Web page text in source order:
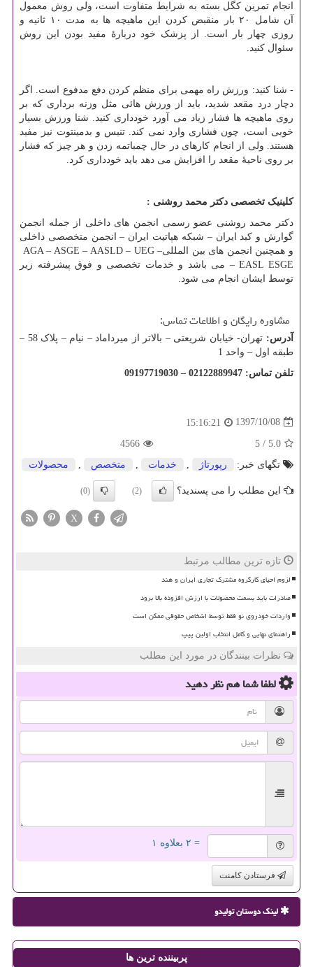
انجام تمرین کگل بسته به شرایط متفاوت است، ولی روش معمول
آن شامل ۲۰ بار منقبض کردن این ماهیچه ها به مدت ۱۰ ثانیه و
روزی چهار بار است. از پزشک خود دربارهٔ مفید بودن این روش
سئوال کنید.
- شنا کنید: ورزش راه مهمی برای منظم کردن دفع مدفوع است. اگر
دچار درد مقعد شدید، باید از ورزش هائی مثل وزنه برداری که بر
روی ماهیچه ها فشار زیاد می آورد خودداری کنید. شنا ورزش بسیار
خوبی است، چون فشاری وارد نمی کند. تنیس و بدمینتوت نیز مفید
هستند. ولی از انجام کارهای در حال چمباتمه زدن و هر چیز که فشار
بر روی ناحیهٔ مقعد را افزایش می دهد باید خودداری کرد.
کلینیک تخصصی دکتر محمد روشنی :
دکتر محمد روشنی عضو رسمی انجمن های داخلی از جمله انجمن
گوارش و کبد ایران – شبکه هپاتیت ایران – انجمن متخصصی داخلی
و همچنین انجمن های بین المللیAGA – ASGE – AASLD – UEG –
ESGE
– EASL می باشد و خدمات تخصصی و فوق پیشرفته زیر
توسط ایشان انجام می شود.
مشاوره رایگان و اطلاعات تماس:
آدرس:
تهران- خیابان شریعتی – بالاتر از میرداماد – نیام – پلاک 58 –
طبقه اول – واحد 1
تلفن تماس: 02122889947
–
09197719030
1397/10/08
15:16:21
5.0
/
5
4566
تگهای خبر:
رپورتاژ خدمات متخصص محصولات
این مطلب را می پسندید؟ (2)
(0)
X
تازه ترین مطالب مرتبط
لزوم احیای کارگروه مشترک تجاری ایران و هند
صادرات باید بسمت محصولات با ارزش افزوده بالا برود
واردات خودروی نو فقط توسط اشخاص حقوقی ممکن است
راهنمای نهایی و کامل انتخاب اولین پیپ
نظرات بینندگان در مورد این مطلب
لطفا شما همنظر دهید
= ۲ بعلاوه ۱
فرستادن کامنت
لینک دوستان تولیدو
پربیننده ترین ها